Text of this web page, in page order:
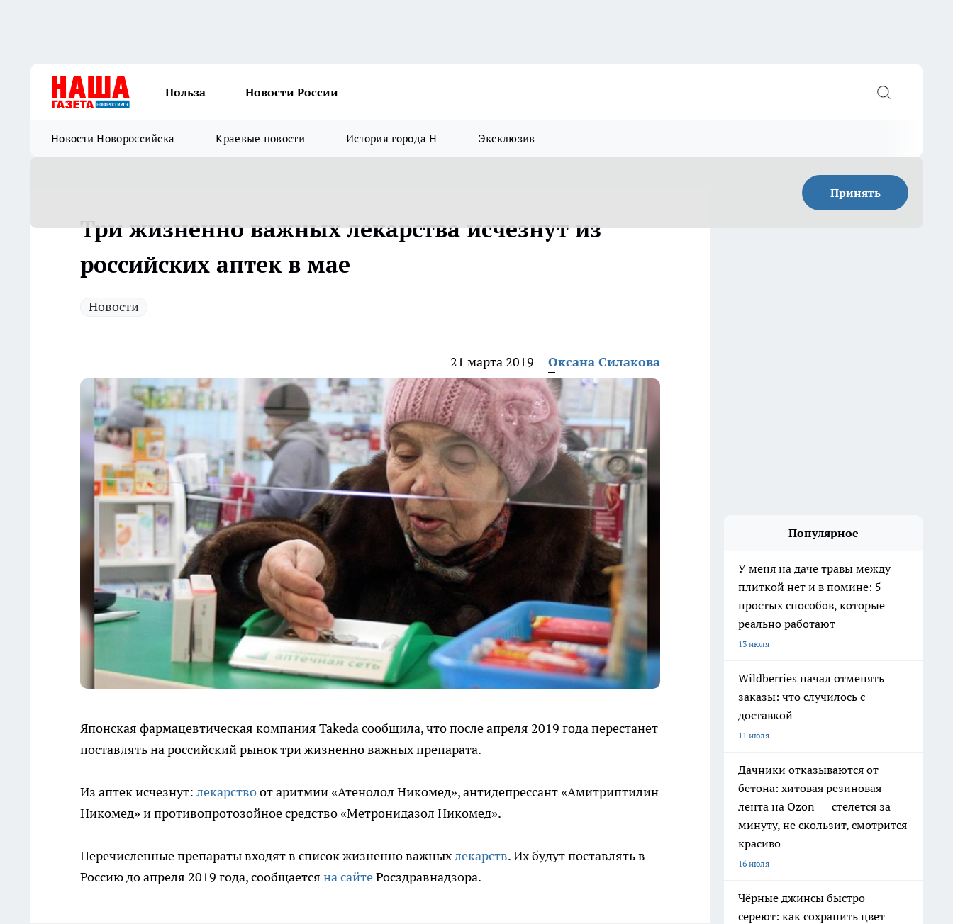
Польза Новости России
Новости Новороссийска Краевые новости История города Н Эксклюзив
Принять
Три жизненно важных лекарства исчезнут из
российских аптек в мае
Новости
21 марта 2019 Оксана Силакова
Японская фармацевтическая компания Takeda сообщила, что после апреля 2019 года перестанет
поставлять на российский рынок три жизненно важных препарата.
Из аптек исчезнут: лекарствоот аритмии «Атенолол Никомед», антидепрессант «Амитриптилин
Никомед» и противопротозойное средство «Метронидазол Никомед».
Перечисленные препараты входят в список жизненно важныхлекарств. Их будут поставлять в
Россию до апреля 2019 года, сообщается на сайтеРосздравнадзора.
Популярное
У меня на даче травы между
плиткой нет и в помине: 5
простых способов, которые
реально работают
13 июля
Wildberries начал отменять
заказы: что случилось с
доставкой
11 июля
Дачники отказываются от
бетона: хитовая резиновая
лента на Ozon — стелется за
минуту, не скользит, смотрится
красиво
16 июля
Чёрные джинсы быстро
сереют: как сохранить цвет